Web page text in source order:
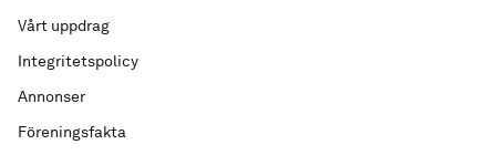
Vårt uppdrag
Integritetspolicy
Annonser
Föreningsfakta